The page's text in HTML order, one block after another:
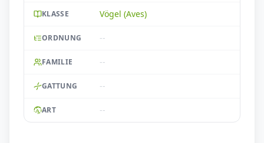
KLASSE Vögel (Aves)
ORDNUNG --
FAMILIE --
GATTUNG --
ART --